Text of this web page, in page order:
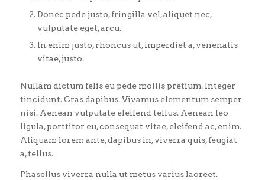
Donec pede justo, fringilla vel, aliquet nec,
vulputate eget, arcu.
In enim justo, rhoncus ut, imperdiet a, venenatis
vitae, justo.
Nullam dictum felis eu pede mollis pretium. Integer
tincidunt. Cras dapibus. Vivamus elementum semper
nisi. Aenean vulputate eleifend tellus. Aenean leo
ligula, porttitor eu, consequat vitae, eleifend ac, enim.
Aliquam lorem ante, dapibus in, viverra quis, feugiat
a, tellus.
Phasellus viverra nulla ut metus varius laoreet.